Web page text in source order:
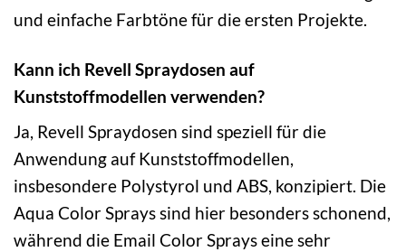
und einfache Farbtöne für die ersten Projekte.
Kann ich Revell Spraydosen auf
Kunststoffmodellen verwenden?
Ja, Revell Spraydosen sind speziell für die
Anwendung auf Kunststoffmodellen,
insbesondere Polystyrol und ABS, konzipiert. Die
Aqua Color Sprays sind hier besonders schonend,
während die Email Color Sprays eine sehr